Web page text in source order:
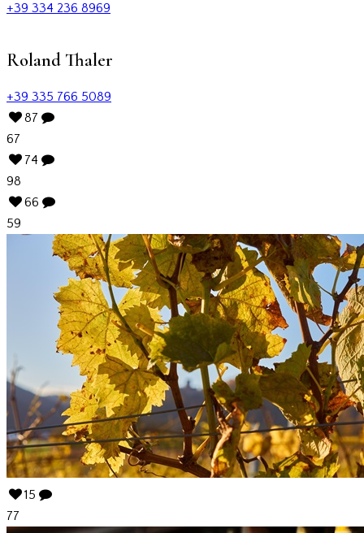
+39 334 236 8969
Roland Thaler
+39 335 766 5089
87
67
74
98
66
59
15
77